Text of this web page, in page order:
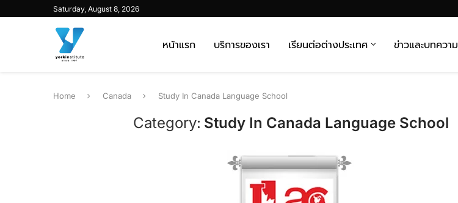
Saturday, August 8, 2026
หน้าแรก บริการของเรา เรียนต่อต่างประเทศ ข่าวและบทความ
Home Canada Study In Canada Language School
Category: Study In Canada Language School